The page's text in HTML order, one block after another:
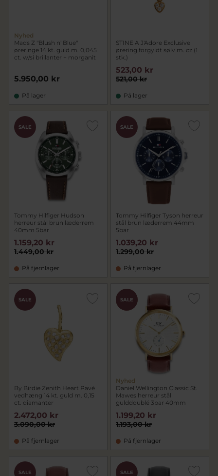
Nyhed
Mads Z "Blush n' Blue"
øreringe 14 kt. guld m. 0,045
ct. w/si brillanter + morganit
5.950,00 kr
På lager
STINE A J'Adore Exclusive
ørering forgyldt sølv m. cz (1
stk.)
521,00 kr
523,00 kr
På lager
SALE
Tommy Hilfiger Hudson
herreur stål brun læderrem
40mm 5bar
1.449,00 kr
1.159,20 kr
På fjernlager
SALE
Tommy Hilfiger Tyson herreur
stål brun læderrem 44mm
5bar
1.299,00 kr
1.039,20 kr
På fjernlager
SALE
By Birdie Zenith Heart Pavé
vedhæng 14 kt. guld m. 0,15
ct. diamanter
3.090,00 kr
2.472,00 kr
På fjernlager
PRIS
SALE
Nyhed
Daniel Wellington Classic St.
Mawes herreur stål
gulddoublé 3bar 40mm
1.193,00 kr
1.199,20 kr
På fjernlager
SALE SALE